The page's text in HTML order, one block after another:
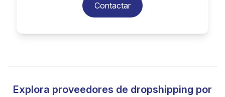
Contactar
Explora proveedores de dropshipping por